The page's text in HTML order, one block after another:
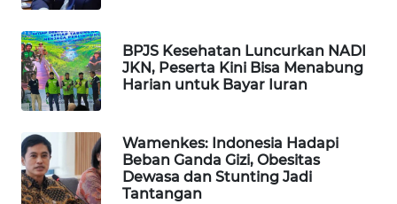
BPJS Kesehatan Luncurkan NADI
JKN, Peserta Kini Bisa Menabung
Harian untuk Bayar Iuran
Wamenkes: Indonesia Hadapi
Beban Ganda Gizi, Obesitas
Dewasa dan Stunting Jadi
Tantangan
ADVOKAT
WAHANA
INFRASTRUKTUR
WAHANA
KONSUMEN